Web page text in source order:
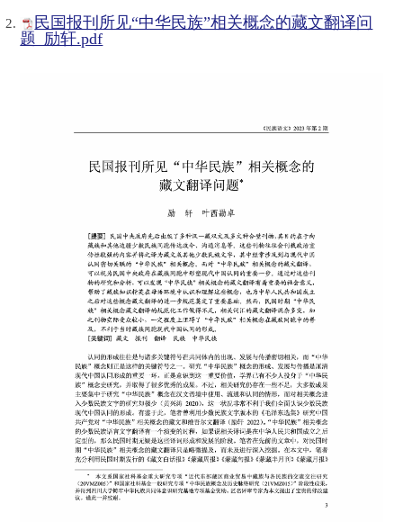
民国报刊所见“中华民族”相关概念的藏文翻译问
题_励轩.pdf